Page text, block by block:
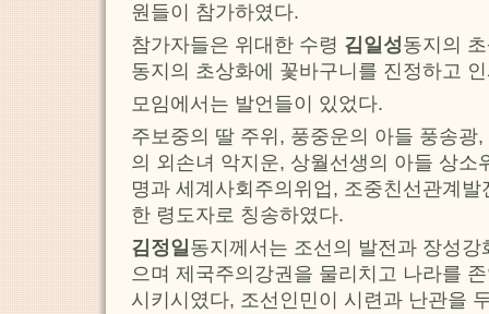
원들이 참가하였다.
참가자들은 위대한 수령 김일성동지의
동지의 초상화에 꽃바구니를 진정하고
모임에서는 발언들이 있었다.
주보중의 딸 주위, 풍중운의 아들 풍송광
의 외손녀 악지운, 상월선생의 아들 상소
명과 세계사회주의위업, 조중친선관계
한 령도자로 칭송하였다.
김정일동지께서는 조선의 발전과 장성
으며 제국주의강권을 물리치고 나라를
시키시였다, 조선인민이 시련과 난관을